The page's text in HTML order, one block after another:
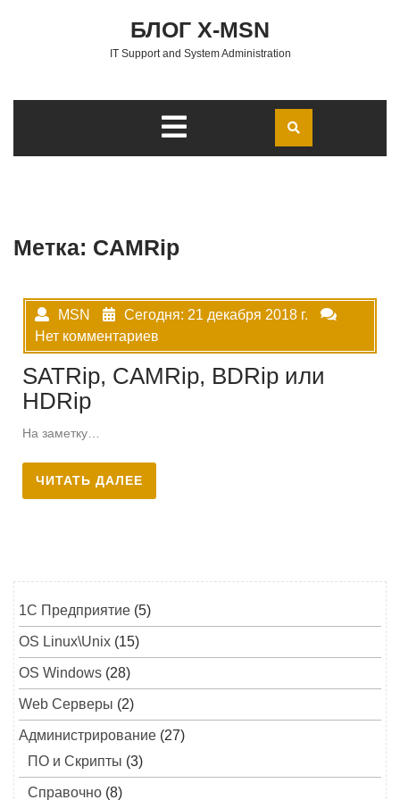
БЛОГ X-MSN
IT Support and System Administration
Открыть
Метка: CAMRip
MSN
Сегодня: 21 декабря 2018 г.
Нет комментариев
SATRip, CAMRip, BDRip или
HDRip
На заметку…
ЧИТАТЬ ДАЛЕЕ
1C Предприятие (5)
OS Linux\Unix (15)
OS Windows (28)
Web Серверы (2)
Администрирование (27)
ПО и Скрипты (3)
Справочно (8)